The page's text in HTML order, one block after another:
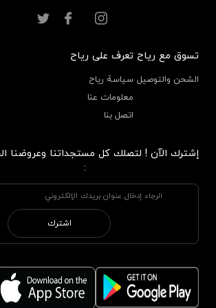
تسوق مع رياح
الشحن والتوصيل
تعرف على رياح
سياسة رياح
معلومات عنا
اتصل بنا
إشترك الآن ! لتصلك كل مستجداتنا وعروضنا
:
اشترك